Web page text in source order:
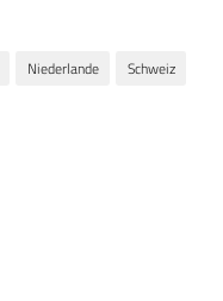
Niederlande
Schweiz